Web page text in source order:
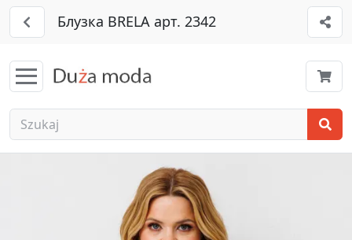
Блузка BRELA арт. 2342